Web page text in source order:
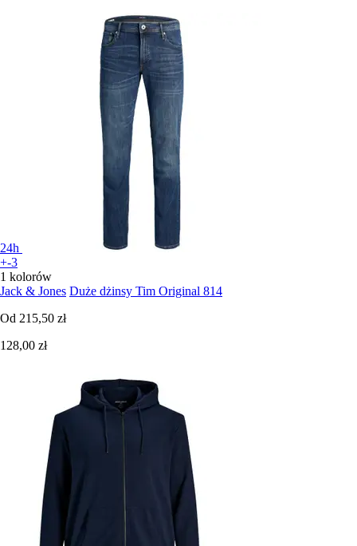
24h
+-3
1 kolorów
Jack & Jones Duże dżinsy Tim Original 814
Od 215,50 zł
128,00 zł